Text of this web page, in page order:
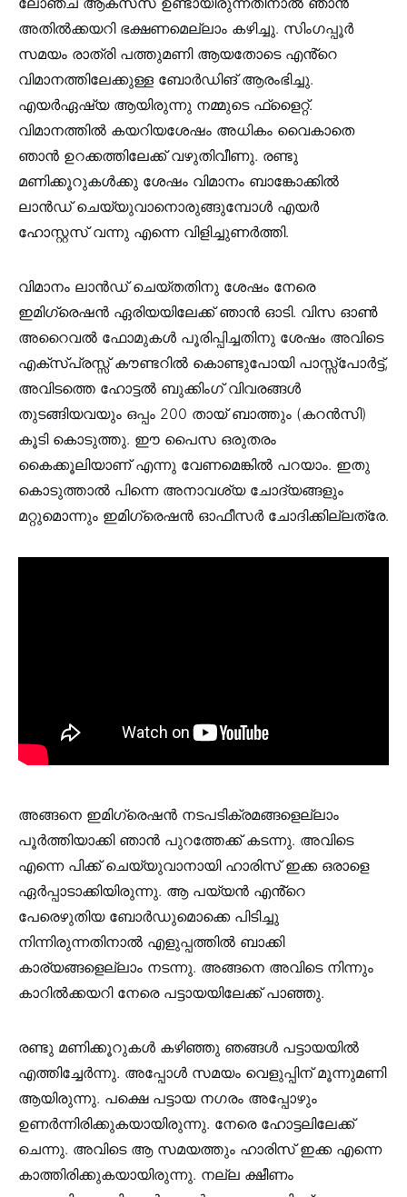
അതിൽക്കയറി ഭക്ഷണമെല്ലാം കഴിച്ചു. സിംഗപ്പൂർ
സമയം രാത്രി പത്തുമണി ആയതോടെ എൻ്റെ
വിമാനത്തിലേക്കുള്ള ബോർഡിങ് ആരംഭിച്ചു.
എയർഏഷ്യ ആയിരുന്നു നമ്മുടെ ഫ്‌ളൈറ്റ്.
വിമാനത്തിൽ കയറിയശേഷം അധികം വൈകാതെ
ഞാൻ ഉറക്കത്തിലേക്ക് വഴുതിവീണു. രണ്ടു
മണിക്കൂറുകൾക്കു ശേഷം വിമാനം ബാങ്കോക്കിൽ
ലാൻഡ് ചെയ്യുവാനൊരുങ്ങുമ്പോൾ എയർ
ഹോസ്റ്റസ് വന്നു എന്നെ വിളിച്ചുണർത്തി.
വിമാനം ലാൻഡ് ചെയ്തതിനു ശേഷം നേരെ
ഇമിഗ്രെഷൻ ഏരിയയിലേക്ക് ഞാൻ ഓടി. വിസ ഓൺ
അറൈവൽ ഫോമുകൾ പൂരിപ്പിച്ചതിനു ശേഷം അവിടെ
എക്സ്പ്രസ്സ് കൗണ്ടറിൽ കൊണ്ടുപോയി പാസ്സ്‌പോർട്ട്,
അവിടത്തെ ഹോട്ടൽ ബുക്കിംഗ് വിവരങ്ങൾ
തുടങ്ങിയവയും ഒപ്പം 200 തായ് ബാത്തും (കറൻസി)
കൂടി കൊടുത്തു. ഈ പൈസ ഒരുതരം
കൈക്കൂലിയാണ് എന്നു വേണമെങ്കിൽ പറയാം. ഇതു
കൊടുത്താൽ പിന്നെ അനാവശ്യ ചോദ്യങ്ങളും
മറ്റുമൊന്നും ഇമിഗ്രെഷൻ ഓഫീസർ ചോദിക്കില്ലത്രേ.
അങ്ങനെ ഇമിഗ്രെഷൻ നടപടിക്രമങ്ങളെല്ലാം
പൂർത്തിയാക്കി ഞാൻ പുറത്തേക്ക് കടന്നു. അവിടെ
എന്നെ പിക്ക് ചെയ്യുവാനായി ഹാരിസ് ഇക്ക ഒരാളെ
ഏർപ്പാടാക്കിയിരുന്നു. ആ പയ്യൻ എൻ്റെ
പേരെഴുതിയ ബോർഡുമൊക്കെ പിടിച്ചു
നിന്നിരുന്നതിനാൽ എളുപ്പത്തിൽ ബാക്കി
കാര്യങ്ങളെല്ലാം നടന്നു. അങ്ങനെ അവിടെ നിന്നും
കാറിൽക്കയറി നേരെ പട്ടായയിലേക്ക് പാഞ്ഞു.
രണ്ടു മണിക്കൂറുകൾ കഴിഞ്ഞു ഞങ്ങൾ പട്ടായയിൽ
എത്തിച്ചേർന്നു. അപ്പോൾ സമയം വെളുപ്പിന് മൂന്നുമണി
ആയിരുന്നു. പക്ഷെ പട്ടായ നഗരം അപ്പോഴും
ഉണർന്നിരിക്കുകയായിരുന്നു. നേരെ ഹോട്ടലിലേക്ക്
ചെന്നു. അവിടെ ആ സമയത്തും ഹാരിസ് ഇക്ക എന്നെ
കാത്തിരിക്കുകയായിരുന്നു. നല്ല ക്ഷീണം